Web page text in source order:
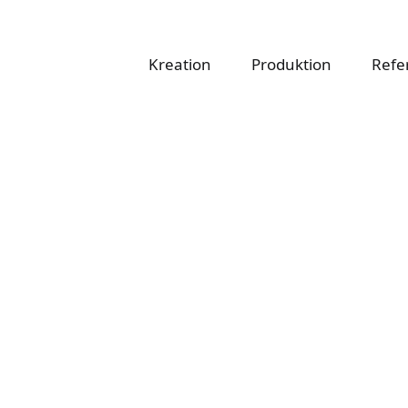
Kreation Produktion